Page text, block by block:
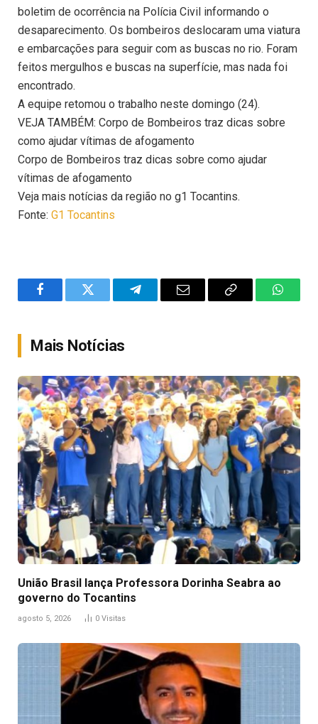
boletim de ocorrência na Polícia Civil informando o
desaparecimento. Os bombeiros deslocaram uma viatura
e embarcações para seguir com as buscas no rio. Foram
feitos mergulhos e buscas na superfície, mas nada foi
encontrado.
A equipe retomou o trabalho neste domingo (24).
VEJA TAMBÉM: Corpo de Bombeiros traz dicas sobre
como ajudar vítimas de afogamento
Corpo de Bombeiros traz dicas sobre como ajudar
vítimas de afogamento
Veja mais notícias da região no g1 Tocantins.
Fonte: G1 Tocantins
FacebookTwitter TelegramEmail
Copy
Mais Notícias
União Brasil lança Professora Dorinha Seabra ao
governo do Tocantins
agosto 5, 2026 0 Visitas